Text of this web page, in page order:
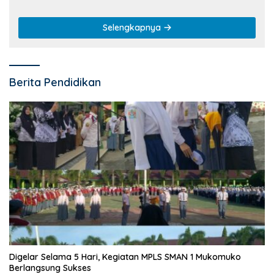
Selengkapnya
Berita Pendidikan
Digelar Selama 5 Hari, Kegiatan MPLS SMAN 1 Mukomuko
Berlangsung Sukses